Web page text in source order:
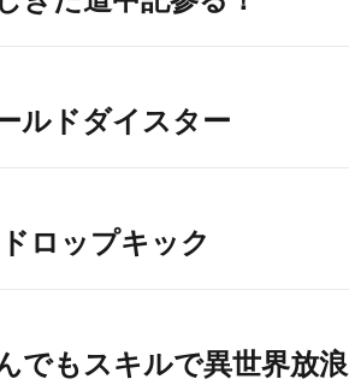
ルドダイスター
ロップキック
でもスキルで異世界放